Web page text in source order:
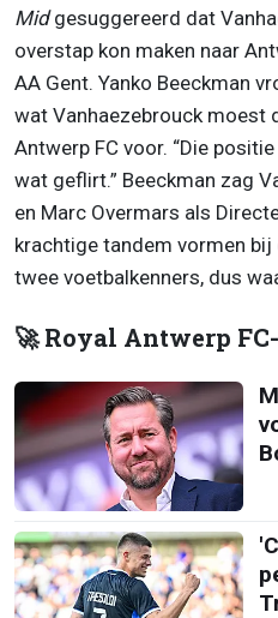
Midgesuggereerd dat
overstap kon maken naar
AA Gent. Yanko Beeckman
wat Vanhaezebrouck moest
Antwerp FC voor. “Die
wat geflirt.” Beeckman zag
en Marc Overmars als
krachtige tandem vormen bij
twee voetbalkenners, dus
🚀 Royal Antwerp